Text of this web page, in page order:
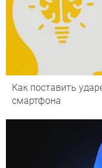
Как поставить
смартфона